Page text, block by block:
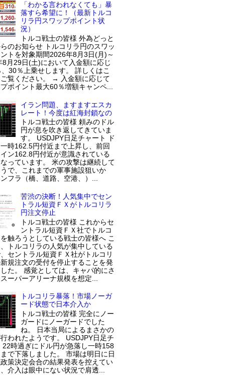
「わかる言われなくても」暴
落すら希望に！（最新トルコ
リラ円スワップポイント状
況）
トルコ戦士の皆様 外為どっと
のお知らせ トルコリラ円のスワッ
トを対象期間2026年8月3日(月)～
8月29日(土)において入金額に応じ
30％上乗せします。 詳しくはこ
覧ください。 → 入金額に応じて
ポイント最大60％増額キャンペ...
イラン問題、ますますエスカ
レート！今度は紅海封鎖なの
トルコ戦士の皆様 頼みのドル
円が息を吹き返してきていま
す。 USDJPY日足チャート ド
時162.5円付近まで上昇し、前回
ン162.8円付近が意識されている
っています。 米の攻撃は継続して
で、これまでの軍事施設狙いか
フラ（橋、道路、空港、）...
苦渋の決断！人気集中でセン
トラル短資ＦＸがトルコリラ
円注文停止
トルコ戦士の皆様 これからセ
ントラル短資ＦＸ社でトルコ
触ろうとしている戦士の皆様へ こ
トルコリラの人気が集中している
セントラル短資ＦＸ社がトルコリ
規注文の受付を停止することを発
た。 感覚としては、キャパ的にさ
ーパーアリーナ規模を想定...
トルコリラ暴落！市場ノーガ
ード状態で日本介入か
トルコ戦士の皆様 完全にノー
ガードにノーガードでした
ね。 日本当局によるまさかの
われたようです。 USDJPY日足チ
22時過ぎにドル円が急落し一時158
で下落しました。 市場は明日に日
策決定会合の結果発表を控えてい
介入は眼中にない状況で肩透...